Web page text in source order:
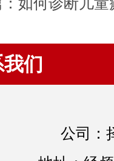
如何诊断儿童
们
公司：